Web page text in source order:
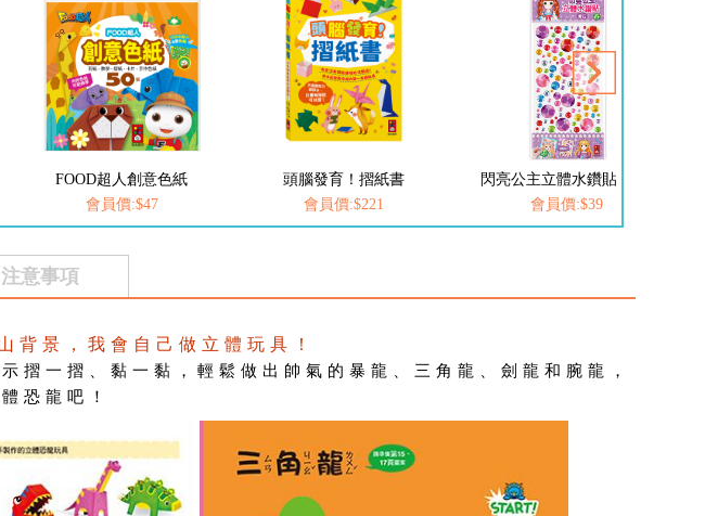
FOOD超人創意色紙
會員價:$47
頭腦發育！摺紙書
會員價:$221
閃亮公主立體水鑽貼-寶石
會員價:$39
注意事項
背景，我會自己做立體玩具！
摺一摺、黏一黏，輕鬆做出帥氣的暴龍、三角龍、劍龍和腕龍，
恐龍吧！